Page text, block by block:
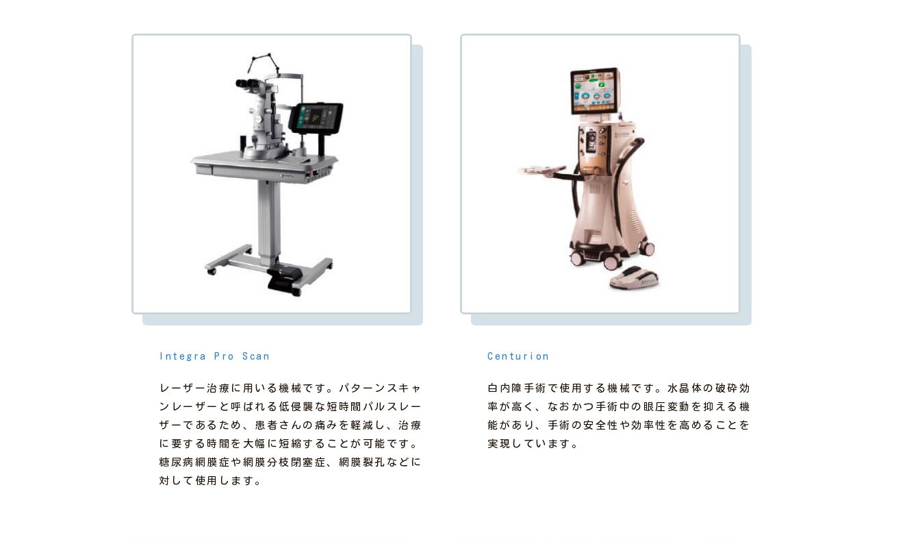
Integra Pro Scan
レーザー治療に用いる機械です。パターンスキャ
ンレーザーと呼ばれる低侵襲な短時間パルスレー
ザーであるため、患者さんの痛みを軽減し、治療
に要する時間を大幅に短縮することが可能です。
糖尿病網膜症や網膜分枝閉塞症、網膜裂孔などに
対して使用します。
Centurion
白内障手術で使用する機械です。水晶体の破砕効
率が高く、なおかつ手術中の眼圧変動を抑える機
能があり、手術の安全性や効率性を高めることを
実現しています。